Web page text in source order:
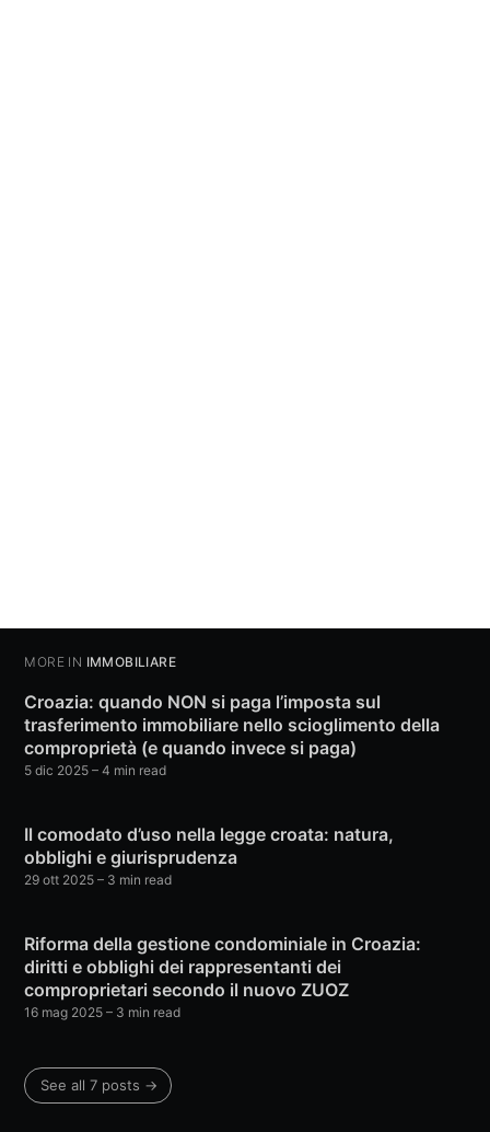
MORE IN IMMOBILIARE
Croazia: quando NON si paga l’imposta sul
trasferimento immobiliare nello scioglimento della
comproprietà (e quando invece si paga)
5 dic 2025 – 4 min read
Il comodato d’uso nella legge croata: natura,
obblighi e giurisprudenza
29 ott 2025 – 3 min read
Riforma della gestione condominiale in Croazia:
diritti e obblighi dei rappresentanti dei
comproprietari secondo il nuovo ZUOZ
16 mag 2025 – 3 min read
See all 7 posts →